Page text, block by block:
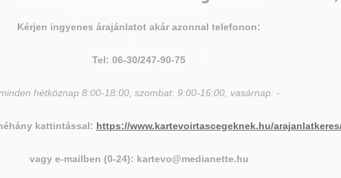
Kérjen ingyenes árajánlatot akár azonnal telefonon:
Tel: 06-30/247-90-75
hétköznap 8:00-18:00, szombat: 9:00-16:00, vasárnap: -
kattintással: https://www.kartevoirtascegeknek.hu/
vagy e-mailben (0-24): kartevo@medianette.hu